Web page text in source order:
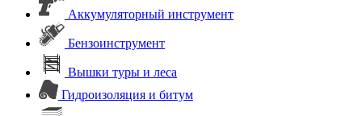
Аккумуляторный инструмент
Бензоинструмент
Вышки туры и леса
Гидроизоляция и битум